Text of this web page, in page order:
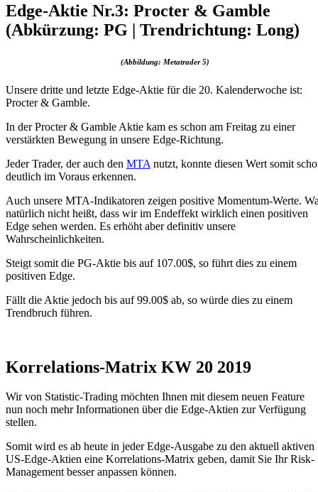
Edge-Aktie Nr.3: Procter & Gamble
(Abkürzung: PG | Trendrichtung: Long)
(Abbildung: Metatrader 5)
Unsere dritte und letzte Edge-Aktie für die 20. Kalenderwoche ist:
Procter & Gamble.
In der Procter & Gamble Aktie kam es schon am Freitag zu einer
verstärkten Bewegung in unsere Edge-Richtung.
Jeder Trader, der auch den MTA nutzt, konnte diesen Wert somit
deutlich im Voraus erkennen.
Auch unsere MTA-Indikatoren zeigen positive Momentum-Werte.
natürlich nicht heißt, dass wir im Endeffekt wirklich einen positiven
Edge sehen werden. Es erhöht aber definitiv unsere
Wahrscheinlichkeiten.
Steigt somit die PG-Aktie bis auf 107.00$, so führt dies zu einem
positiven Edge.
Fällt die Aktie jedoch bis auf 99.00$ ab, so würde dies zu einem
Trendbruch führen.
Korrelations-Matrix KW 20 2019
Wir von Statistic-Trading möchten Ihnen mit diesem neuen Feature
nun noch mehr Informationen über die Edge-Aktien zur Verfügung
stellen.
Somit wird es ab heute in jeder Edge-Ausgabe zu den aktuell aktiven
US-Edge-Aktien eine Korrelations-Matrix geben, damit Sie Ihr Risk-
Management besser anpassen können.